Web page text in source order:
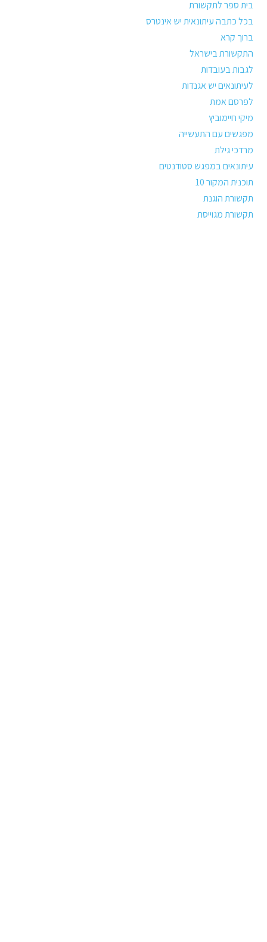
בית ספר לתקשורת
בכל כתבה עיתונאית יש אינטרס
ברוך קרא
התקשורת בישראל
לגבות בעובדות
לעיתונאים יש אגנדות
לפרסם אמת
מיקי חיימוביץ
מפגשים עם התעשייה
מרדכי גילת
עיתונאים במפגש סטודנטים
תוכנית המקור 10
תקשורת הוגנת
תקשורת מגוייסת